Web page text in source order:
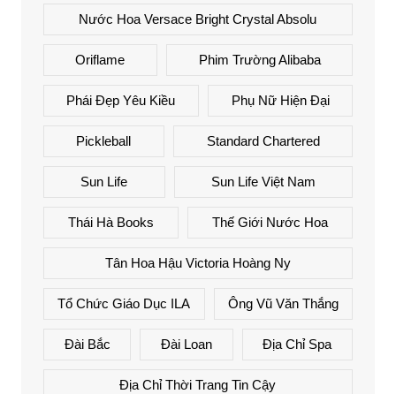
Nước Hoa Versace Bright Crystal Absolu
Oriflame Phim Trường Alibaba
Phái Đẹp Yêu Kiều Phụ Nữ Hiện Đại
Pickleball Standard Chartered
Sun Life Sun Life Việt Nam
Thái Hà Books Thế Giới Nước Hoa
Tân Hoa Hậu Victoria Hoàng Ny
Tổ Chức Giáo Dục ILA Ông Vũ Văn Thắng
Đài Bắc Đài Loan Địa Chỉ Spa
Địa Chỉ Thời Trang Tin Cậy